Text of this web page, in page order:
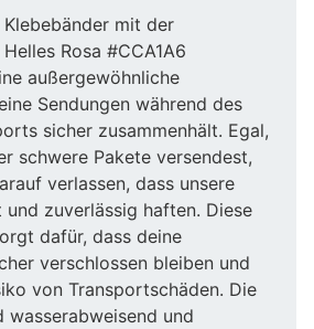
mit der
Rosa #CCA1A6
außergewöhnliche
Sendungen während des
sicher zusammenhält. Egal,
schwere Pakete versendest,
verlassen, dass unsere
und zuverlässig haften. Diese
dafür, dass deine
verschlossen bleiben und
von Transportschäden. Die
wasserabweisend und